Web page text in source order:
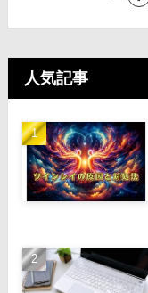
人気記事